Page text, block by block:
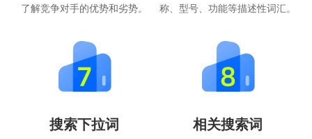
了解竞争对手的优势和劣势。
称、型号、功能等描述性词汇。
搜索下拉词 相关搜索词